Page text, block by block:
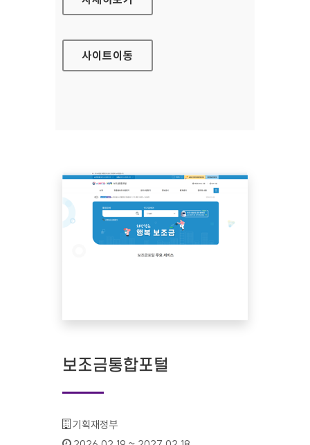
사이트이동
보조금통합포털
기관명 :
기획재정부